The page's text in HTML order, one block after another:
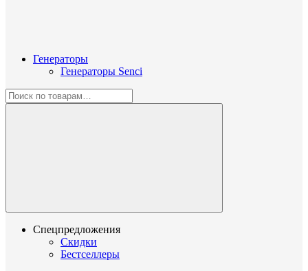
Генераторы
Генераторы Senci
Спецпредложения
Скидки
Бестселлеры